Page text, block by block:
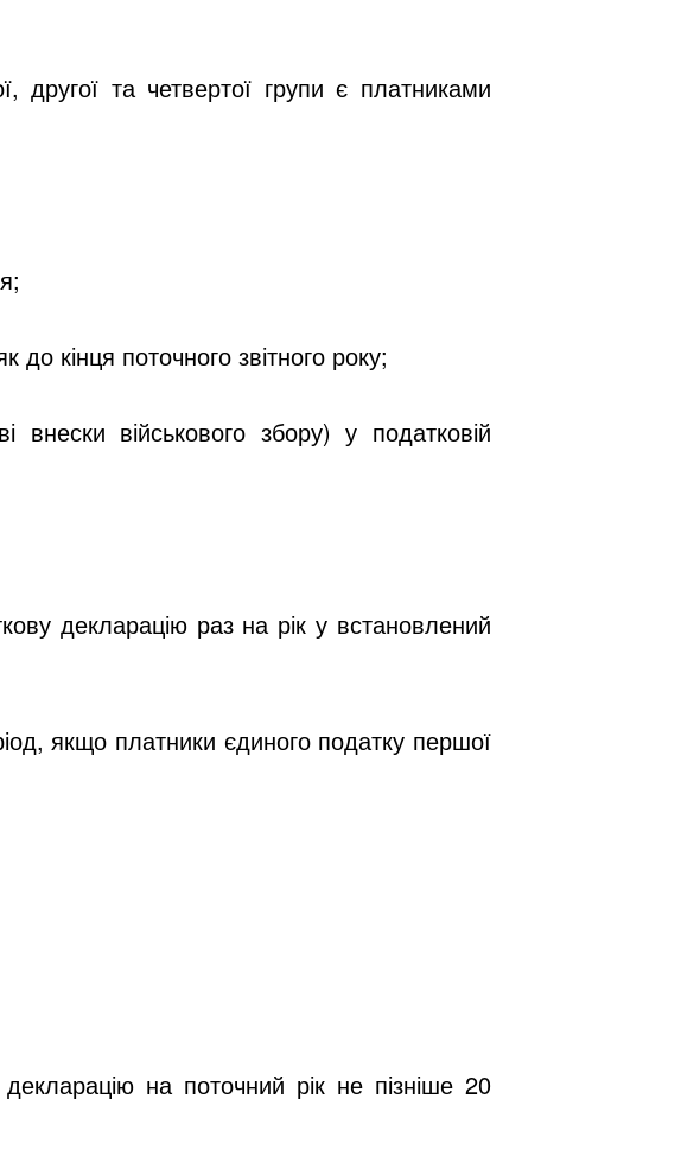
другої та четвертої групи є платниками
кінця поточного звітного року;
військового збору) у податковій
декларацію раз на рік у встановлений
якщо платники єдиного податку першої
на поточний рік не пізніше 20